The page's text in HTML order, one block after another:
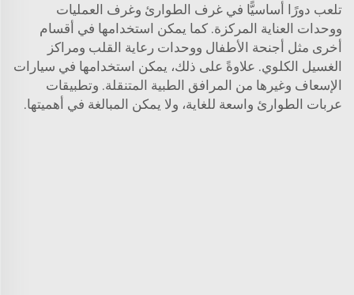
تلعب دورًا أساسيًّا في غرف الطوارئ وغرف العمليات
ووحدات العناية المركزة. كما يمكن استخدامها في أقسام
أخرى مثل أجنحة الأطفال ووحدات رعاية القلب ومراكز
الغسيل الكلوي. علاوةً على ذلك، يمكن استخدامها في سيارات
الإسعاف وغيرها من المرافق الطبية المتنقلة. وتطبيقات
عربات الطوارئ واسعة للغاية، ولا يمكن المبالغة في أهميتها.